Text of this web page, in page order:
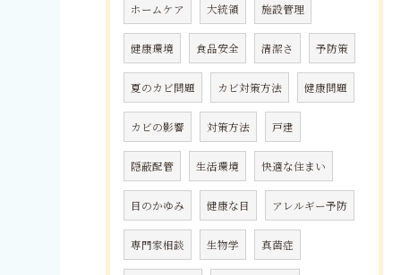
ホームケア 大統領 施設管理
健康環境 食品安全 清潔さ 予防策
夏のカビ問題 カビ対策方法 健康問題
カビの影響 対策方法 戸建
隠蔽配管 生活環境 快適な住まい
目のかゆみ 健康な目 アレルギー予防
専門家相談 生物学 真菌症